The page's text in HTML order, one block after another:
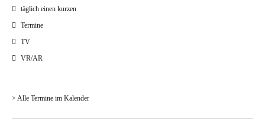
täglich einen kurzen
Termine
TV
VR/AR
> Alle Termine im Kalender